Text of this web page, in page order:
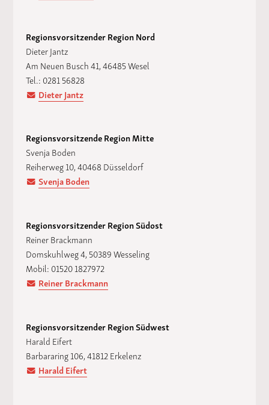
Regionsvorsitzender Region Nord
Dieter Jantz
Am Neuen Busch 41, 46485 Wesel
Tel.: 0281 56828
Dieter Jantz
Regionsvorsitzende Region Mitte
Svenja Boden
Reiherweg 10, 40468 Düsseldorf
Svenja Boden
Regionsvorsitzender Region Südost
Reiner Brackmann
Domskuhlweg 4, 50389 Wesseling
Mobil: 01520 1827972
Reiner Brackmann
Regionsvorsitzender Region Südwest
Harald Eifert
Barbararing 106, 41812 Erkelenz
Harald Eifert